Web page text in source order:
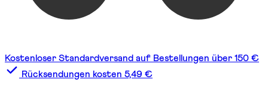
Kostenloser Standardversand auf Bestellungen über 150 €
Rücksendungen kosten 5,49 €